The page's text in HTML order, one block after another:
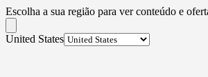
Escolha a sua região para ver conteúdo e
United States